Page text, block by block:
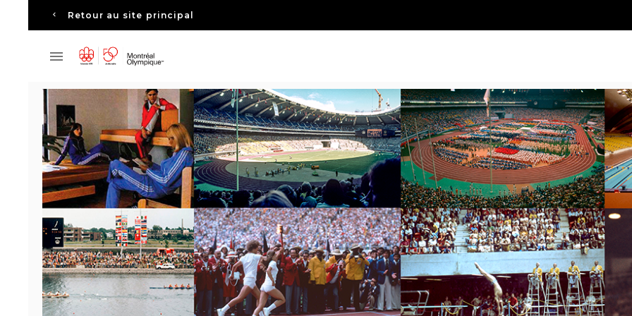
Retour au site principal